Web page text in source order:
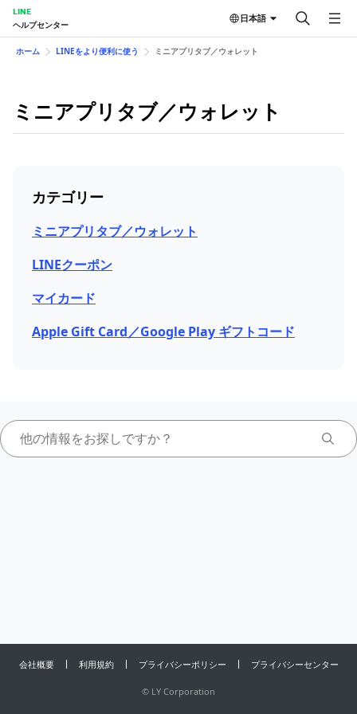
LINE
ヘルプセンター
日本語
ホーム LINEをより便利に使う ミニアプリタブ／ウォレット
ミニアプリタブ／ウォレット
カテゴリー
ミニアプリタブ／ウォレット
LINEクーポン
マイカード
Apple Gift Card／Google Play ギフトコード
会社概要 利用規約 プライバシーポリシー プライバシーセンター
© LY Corporation